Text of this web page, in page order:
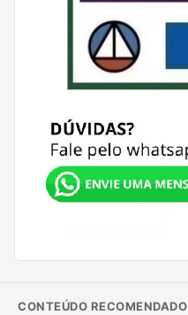
CONTEÚDO RECOMENDADO